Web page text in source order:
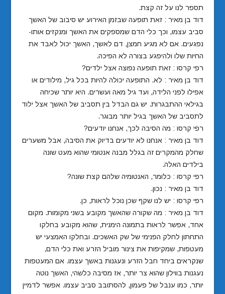
תספר לנו על זה קצת.
דוד בן מאיר : זאת תופעה שבזמן האירוע יש סיבוב של האשך
סביב עצמו, וכך כלי הדם שמספקים את האשך ומנקזים אותו-
נפגעים. אם לא מגיע חמצן, דם לאשך, האשך יכול לאבד את
החיות שלו ולהיפגע בצורה לא הפיכה.
רפי קרסו : זאת תופעה נפוצה אצל ילדים?
דוד בן מאיר : לא. התופעה יכולה להיות בכל גיל, מילודים או
אפילו לפני הלידה, ועד גיל מאה ועשרים. היא יותר שכיחה
בגילאי ההתבגרות. יש גם הבדל בין תסביב של האשך אצל ילוד
לתסביב של האשך בגיל יותר מבוגר.
רפי קרסו : מה הסיבה לכך, אנחנו יודעים?
דוד בן מאיר : אנחנו לא יודעים בדיוק את הסיבה, אבל משערים
שחלק מהמקרים זה בגלל מבנה אנטומי שהוא מעט שונה
בילדים האלה.
רפי קרסו : כלומר, האנטומיה שלהם קצת שונה?
דוד בן מאיר : נכון.
רפי קרסו : יש לנו שקף שכן נוכל לראות, כן.
דוד בן מאיר : מה שקורה שהאשך מקובע בשני מקומות. מקום
אחד, אפשר לראות בתמונה הימנית, שהוא מקובע בחלקו
התחתון לחלק הפנימי של שק האשכים. ובחלקו האמצעי יש
מעטפות, שמקיפות את צינור מוביל הזרע ואת כלי הדם,
שנקראים ביחד חבל הזרע ונעגנות באשך עצמו. אם המעטפות
נעגנות בווילון שהוא צר יותר, אז מסיבה כלשהי, האשך נוטה
יותר, כמו ענבל של פעמון, להסתובב סביב עצמו. אפשר לדמיין